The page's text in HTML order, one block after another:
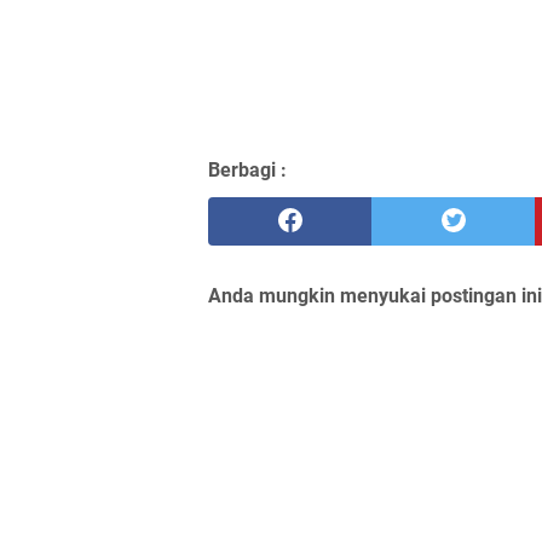
Berbagi :
Anda mungkin menyukai postingan